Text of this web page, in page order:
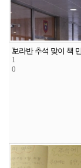
3
1
0
보라반 추석 맞이 책